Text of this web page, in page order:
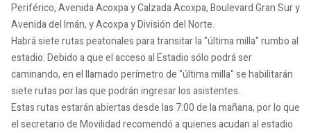
Periférico, Avenida Acoxpa y Calzada Acoxpa, Boulevard Gran Sur y
Avenida del Imán, y Acoxpa y División del Norte.
Habrá siete rutas peatonales para transitar la "última milla" rumbo al
estadio. Debido a que el acceso al Estadio sólo podrá ser
caminando, en el llamado perímetro de "última milla" se habilitarán
siete rutas por las que podrán ingresar los asistentes.
Estas rutas estarán abiertas desde las 7:00 de la mañana, por lo que
el secretario de Movilidad recomendó a quienes acudan al estadio